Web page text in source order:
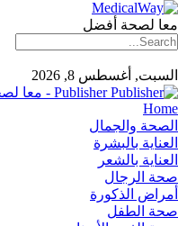
معا لصحة أفضل
السبت, أغسطس 8, 2026
Publisher - معا لصحة أفضل
Home
الصحة والجمال
العناية بالبشرة
العناية بالشعر
صحة الرجال
أمراض الذكورة
صحة الطفل